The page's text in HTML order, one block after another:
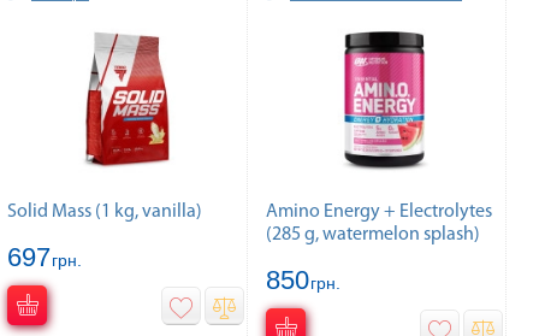
Solid Mass (1 kg, vanilla)
697грн.
Amino Energy + Electrolytes
(285 g, watermelon splash)
850грн.